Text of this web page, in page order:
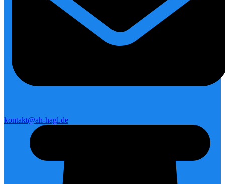
kontakt@ah-hagl.de